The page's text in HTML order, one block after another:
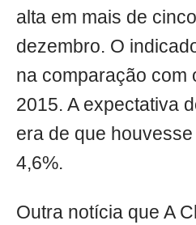
alta em mais de
dezembro. O
na comparação com
2015. A expectativa
era de que
4,6%.
Outra notícia que A